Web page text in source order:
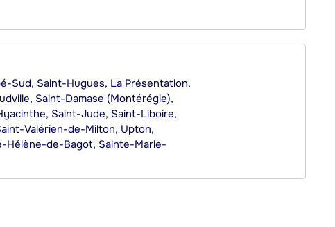
Sud, Saint-Hugues, La Présentation,
Saint-Damase (Montérégie),
Saint-Jude, Saint-Liboire,
Valérien-de-Milton, Upton,
Hélène-de-Bagot, Sainte-Marie-